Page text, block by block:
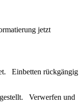
jetzt
Einbetten rückgängig
Verwerfen und